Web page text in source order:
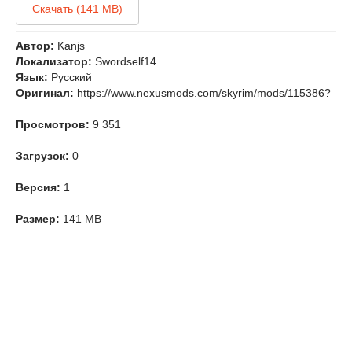
Скачать (141 MB)
Автор: Kanjs
Локализатор: Swordself14
Язык: Русский
Оригинал: https://www.nexusmods.com/skyrim/mods/115386?
Просмотров: 9 351
Загрузок: 0
Версия: 1
Размер: 141 MB